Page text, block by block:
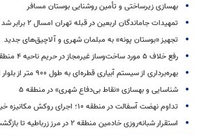
بهسازی زیرساختی و تأمین روشنایی بوستان مسافر
تمهیدات جاماندگان اربعین در قبله تهران امسال ۲ برابر شد
تجهیز «بوستان پونه» به مبلمان شهری و آلاچیق‌های جدید
رفع خلاف ۵ مورد ساخت‌وساز غیرمجاز در حریم ناحیه ۴ منطقه ۱۹
بهره‌برداری از سیستم آبیاری قطره‌ای به طول ۹۰۰ متر از بلوار امیرکبیر در منطقه ۲۲
شناسایی و بهسازی «نقاط بی‌دفاع شهری» در منطقه ۵
تداوم نهضت آسفالت در منطقه ۱۰؛ اجرای روکش مکانیزه خیابان قزوین
استقرار شبانه‌روزی خادمین منطقه ۲ در مرز زرباطیه تا بازگشت آخرین زائر